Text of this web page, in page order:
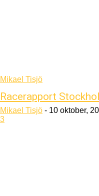
Mikael Tisjö
Racerapport
Mikael Tisjö - 10 oktober,
3